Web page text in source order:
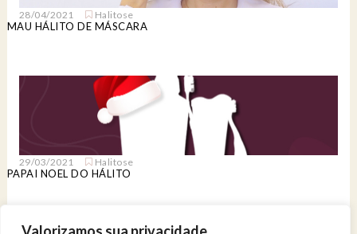
28/04/2021 Halitose
MAU HÁLITO DE MÁSCARA
29/03/2021 Halitose
PAPAI NOEL DO HÁLITO